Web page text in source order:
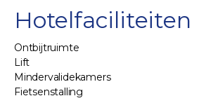
Hotelfaciliteiten
Ontbijtruimte
Lift
Mindervalidekamers
Fietsenstalling